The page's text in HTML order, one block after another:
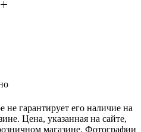
гарантирует его наличие на
Цена, указанная на сайте,
магазине. Фотографии